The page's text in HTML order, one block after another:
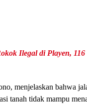
Ilegal di Playen, 116
menjelaskan bahwa
tanah tidak mampu